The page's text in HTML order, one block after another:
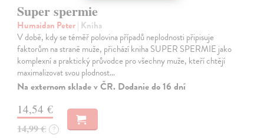
Super spermie
Humaidan Peter| Kniha
V době, kdy se téměř polovina případů neplodnosti připisuje
faktorům na straně muže, přichází kniha SUPER SPERMIE jako
komplexní a praktický průvodce pro všechny muže, kteří chtějí
maximalizovat svou plodnost…
Na externom sklade v ČR. Dodanie do 16 dní
14,54 €
14,99 € ?